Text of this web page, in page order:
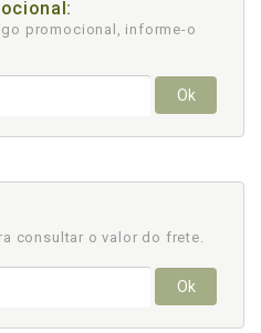
promocional, informe-o
Ok
consultar o valor do frete.
Ok